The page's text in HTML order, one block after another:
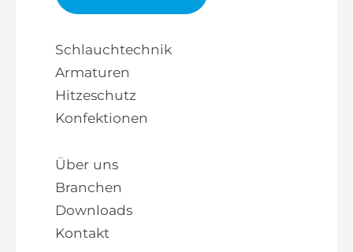
Schlauchtechnik
Armaturen
Hitzeschutz
Konfektionen
Über uns
Branchen
Downloads
Kontakt